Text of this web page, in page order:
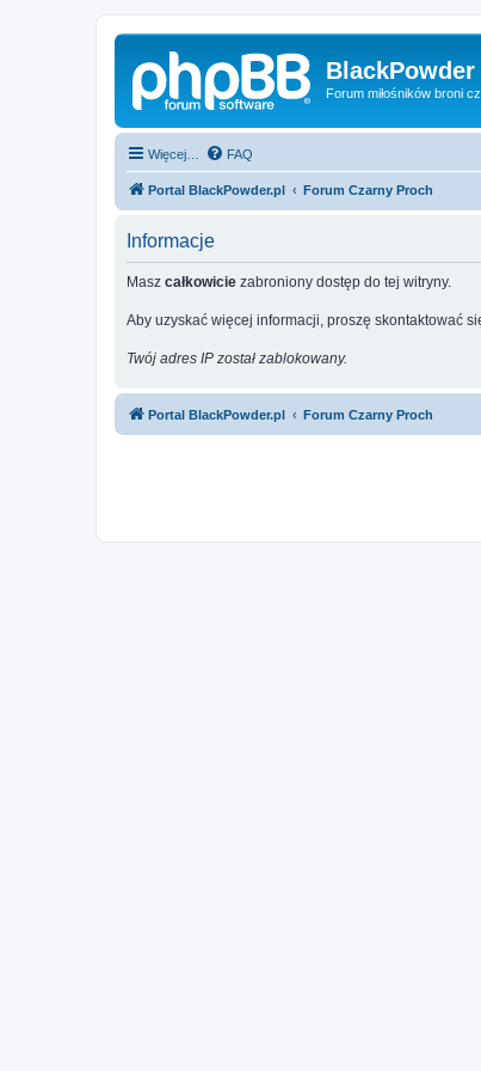
BlackPowder
Forum miłośników broni
Więcej… FAQ
Portal BlackPowder.pl Forum Czarny Proch
Informacje
Masz całkowicie zabroniony dostęp do tej witryny.
Aby uzyskać więcej informacji, proszę skontaktować
Twój adres IP został zablokowany.
Portal BlackPowder.pl Forum Czarny Proch